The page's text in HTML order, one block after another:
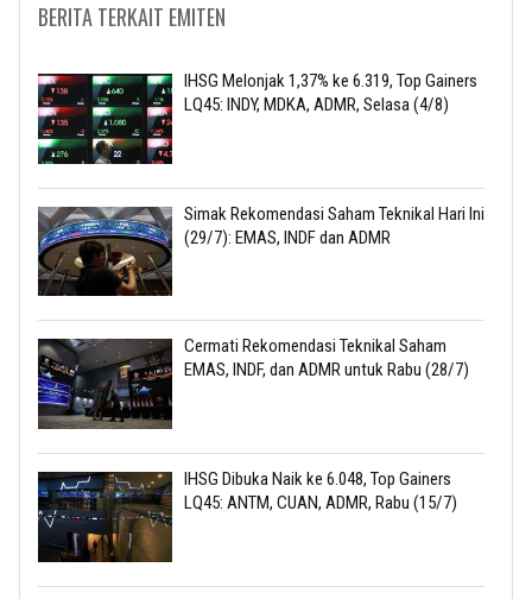
BERITA TERKAIT EMITEN
IHSG Melonjak 1,37% ke 6.319, Top Gainers
LQ45: INDY, MDKA, ADMR, Selasa (4/8)
Simak Rekomendasi Saham Teknikal Hari Ini
(29/7): EMAS, INDF dan ADMR
Cermati Rekomendasi Teknikal Saham
EMAS, INDF, dan ADMR untuk Rabu (28/7)
IHSG Dibuka Naik ke 6.048, Top Gainers
LQ45: ANTM, CUAN, ADMR, Rabu (15/7)